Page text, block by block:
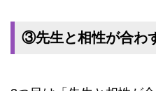
③先生と相性が合わ